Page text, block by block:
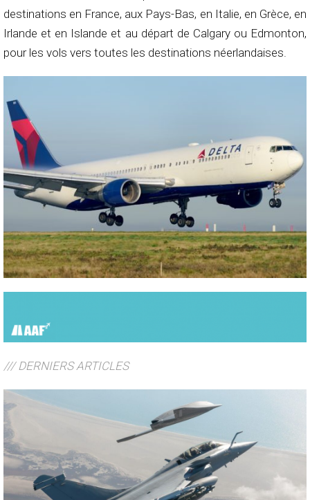
destinations en France, aux Pays-Bas, en Italie, en Grèce, en
Irlande et en Islande et au départ de Calgary ou Edmonton,
pour les vols vers toutes les destinations néerlandaises.
/// DERNIERS ARTICLES